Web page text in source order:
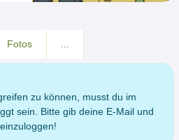
Fotos
zu können, musst du im
sein. Bitte gib deine E-Mail und